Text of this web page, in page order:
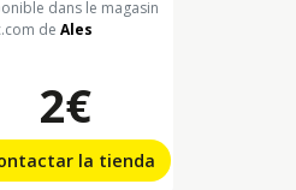
dans le magasin
de Ales
2€
la tienda